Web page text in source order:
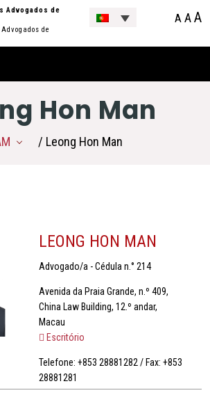
Advogados de
de
A AA
Hon Man
/ Leong Hon Man
LEONG HON MAN
Advogado/a - Cédula n.° 214
Avenida da Praia Grande, n.º 409,
China Law Building, 12.º andar,
Macau
Escritório
Telefone: +853 28881282 / Fax: +853
28881281